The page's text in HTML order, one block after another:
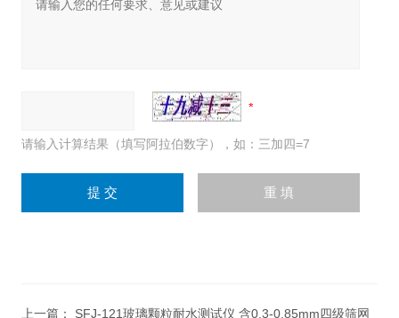
请输入计算结果（填写阿拉伯数字），如：三加四=7
上一篇： SFJ-121玻璃颗粒耐水测试仪 含0.3-0.85mm四级筛网